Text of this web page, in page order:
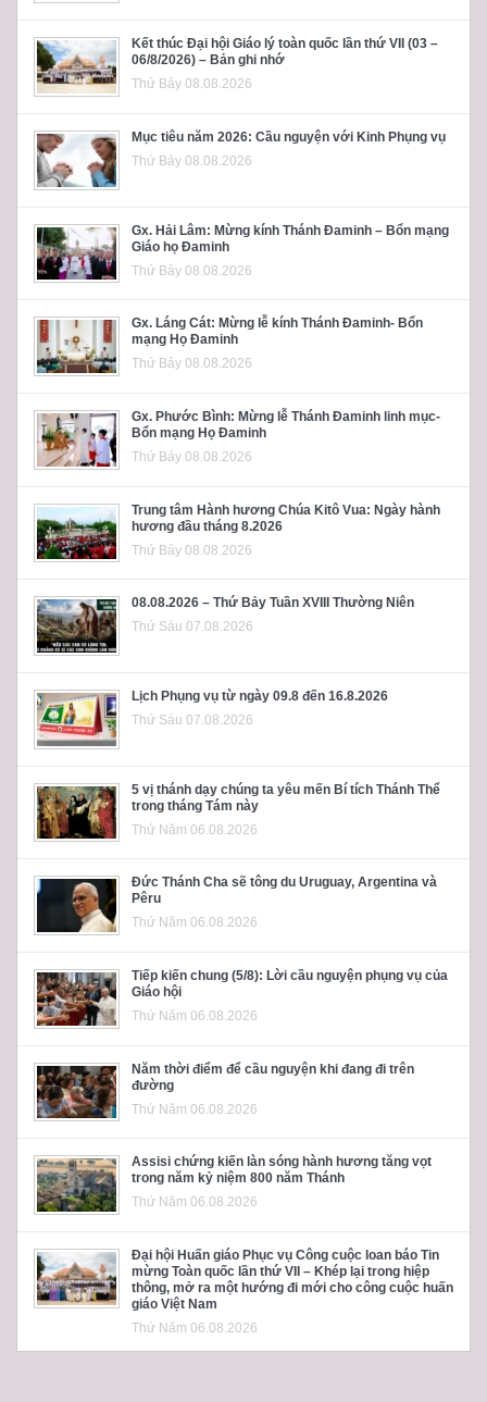
Kết thúc Đại hội Giáo lý toàn quốc lần thứ VII (03 –
06/8/2026) – Bản ghi nhớ
Thứ Bảy 08.08.2026
Mục tiêu năm 2026: Cầu nguyện với Kinh Phụng vụ
Thứ Bảy 08.08.2026
Gx. Hải Lâm: Mừng kính Thánh Đaminh – Bổn mạng
Giáo họ Đaminh
Thứ Bảy 08.08.2026
Gx. Láng Cát: Mừng lễ kính Thánh Đaminh- Bổn
mạng Họ Đaminh
Thứ Bảy 08.08.2026
Gx. Phước Bình: Mừng lễ Thánh Đaminh linh mục-
Bổn mạng Họ Đaminh
Thứ Bảy 08.08.2026
Trung tâm Hành hương Chúa Kitô Vua: Ngày hành
hương đầu tháng 8.2026
Thứ Bảy 08.08.2026
08.08.2026 – Thứ Bảy Tuần XVIII Thường Niên
Thứ Sáu 07.08.2026
Lịch Phụng vụ từ ngày 09.8 đến 16.8.2026
Thứ Sáu 07.08.2026
5 vị thánh dạy chúng ta yêu mến Bí tích Thánh Thể
trong tháng Tám này
Thứ Năm 06.08.2026
Đức Thánh Cha sẽ tông du Uruguay, Argentina và
Pêru
Thứ Năm 06.08.2026
Tiếp kiến chung (5/8): Lời cầu nguyện phụng vụ của
Giáo hội
Thứ Năm 06.08.2026
Năm thời điểm để cầu nguyện khi đang đi trên
đường
Thứ Năm 06.08.2026
Assisi chứng kiến làn sóng hành hương tăng vọt
trong năm kỷ niệm 800 năm Thánh
Thứ Năm 06.08.2026
Đại hội Huấn giáo Phục vụ Công cuộc loan báo Tin
mừng Toàn quốc lần thứ VII – Khép lại trong hiệp
thông, mở ra một hướng đi mới cho công cuộc huấn
giáo Việt Nam
Thứ Năm 06.08.2026